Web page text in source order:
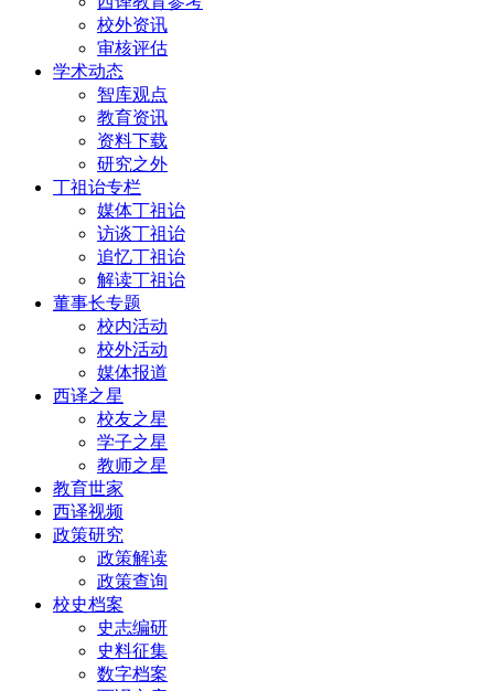
校外资讯
审核评估
学术动态
智库观点
教育资讯
资料下载
研究之外
丁祖诒专栏
媒体丁祖诒
访谈丁祖诒
追忆丁祖诒
解读丁祖诒
董事长专题
校内活动
校外活动
媒体报道
西译之星
校友之星
学子之星
教师之星
教育世家
西译视频
政策研究
政策解读
政策查询
校史档案
史志编研
史料征集
数字档案